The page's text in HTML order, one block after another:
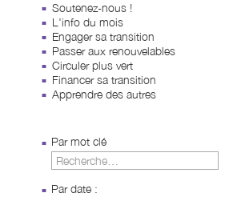
Soutenez-nous !
L'info du mois
Engager sa transition
Passer aux renouvelables
Circuler plus vert
Financer sa transition
Apprendre des autres
Par mot clé
Par date :